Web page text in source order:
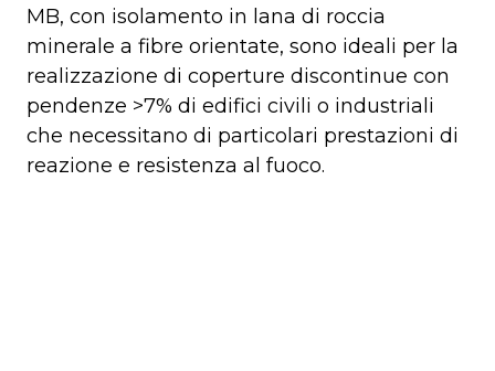
MB, con isolamento in lana di roccia
minerale a fibre orientate, sono ideali per la
realizzazione di coperture discontinue con
pendenze >7% di edifici civili o industriali
che necessitano di particolari prestazioni di
reazione e resistenza al fuoco.